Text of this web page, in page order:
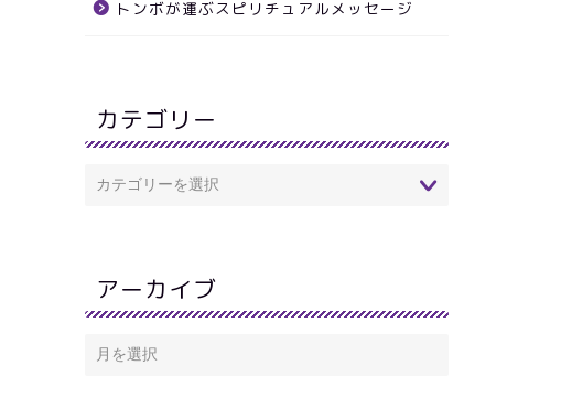
トンボが運ぶスピリチュアルメッセージ
カテゴリー
アーカイブ